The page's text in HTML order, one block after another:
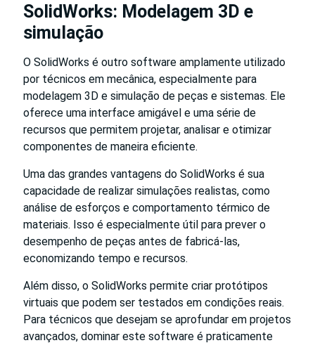
SolidWorks: Modelagem 3D e
simulação
O SolidWorks é outro software amplamente utilizado
por técnicos em mecânica, especialmente para
modelagem 3D e simulação de peças e sistemas. Ele
oferece uma interface amigável e uma série de
recursos que permitem projetar, analisar e otimizar
componentes de maneira eficiente.
Uma das grandes vantagens do SolidWorks é sua
capacidade de realizar simulações realistas, como
análise de esforços e comportamento térmico de
materiais. Isso é especialmente útil para prever o
desempenho de peças antes de fabricá-las,
economizando tempo e recursos.
Além disso, o SolidWorks permite criar protótipos
virtuais que podem ser testados em condições reais.
Para técnicos que desejam se aprofundar em projetos
avançados, dominar este software é praticamente